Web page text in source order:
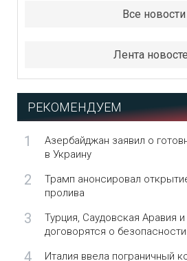
Все новости
Лента
РЕКОМЕНДУЕМ
1
Азербайджан заявил о
в Украину
2
Трамп анонсировал
пролива
3
Турция, Саудовская Аравия
договорятся о безопасности
4 Италия ввела пограничный